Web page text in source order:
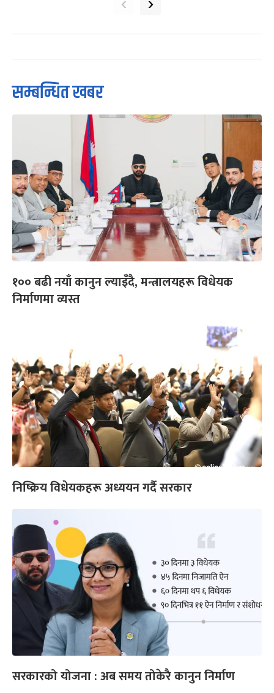
सम्बन्धित खबर
१०० बढी नयाँ कानुन ल्याइँदै, मन्त्रालयहरू विधेयक
निर्माणमा व्यस्त
निष्क्रिय विधेयकहरू अध्ययन गर्दै सरकार
सरकारको योजना : अब समय तोकेरै कानुन निर्माण